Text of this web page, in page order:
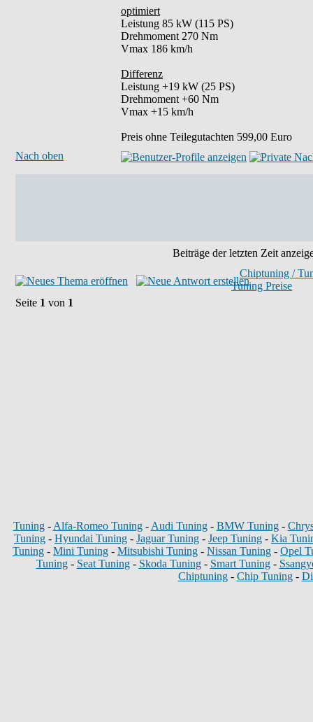
optimiert
Leistung 85 kW (115 PS)
Drehmoment 270 Nm
Vmax 186 km/h
Differenz
Leistung +19 kW (25 PS)
Drehmoment +60 Nm
Vmax +15 km/h
Preis ohne Teilegutachten 599,00 Euro
Nach oben
Beiträge der letzten Zeit
Chiptuning /
Tuning Preise
Seite 1 von 1
Tuning- Alfa-Romeo Tuning- Audi Tuning- BMW Tuning-
Tuning - Hyundai Tuning - Jaguar Tuning - Jeep Tuning - Kia
Tuning - Mini Tuning - Mitsubishi Tuning - Nissan Tuning - Opel
Tuning- Seat Tuning- Skoda Tuning- Smart Tuning-
Chiptuning- Chip Tuning-